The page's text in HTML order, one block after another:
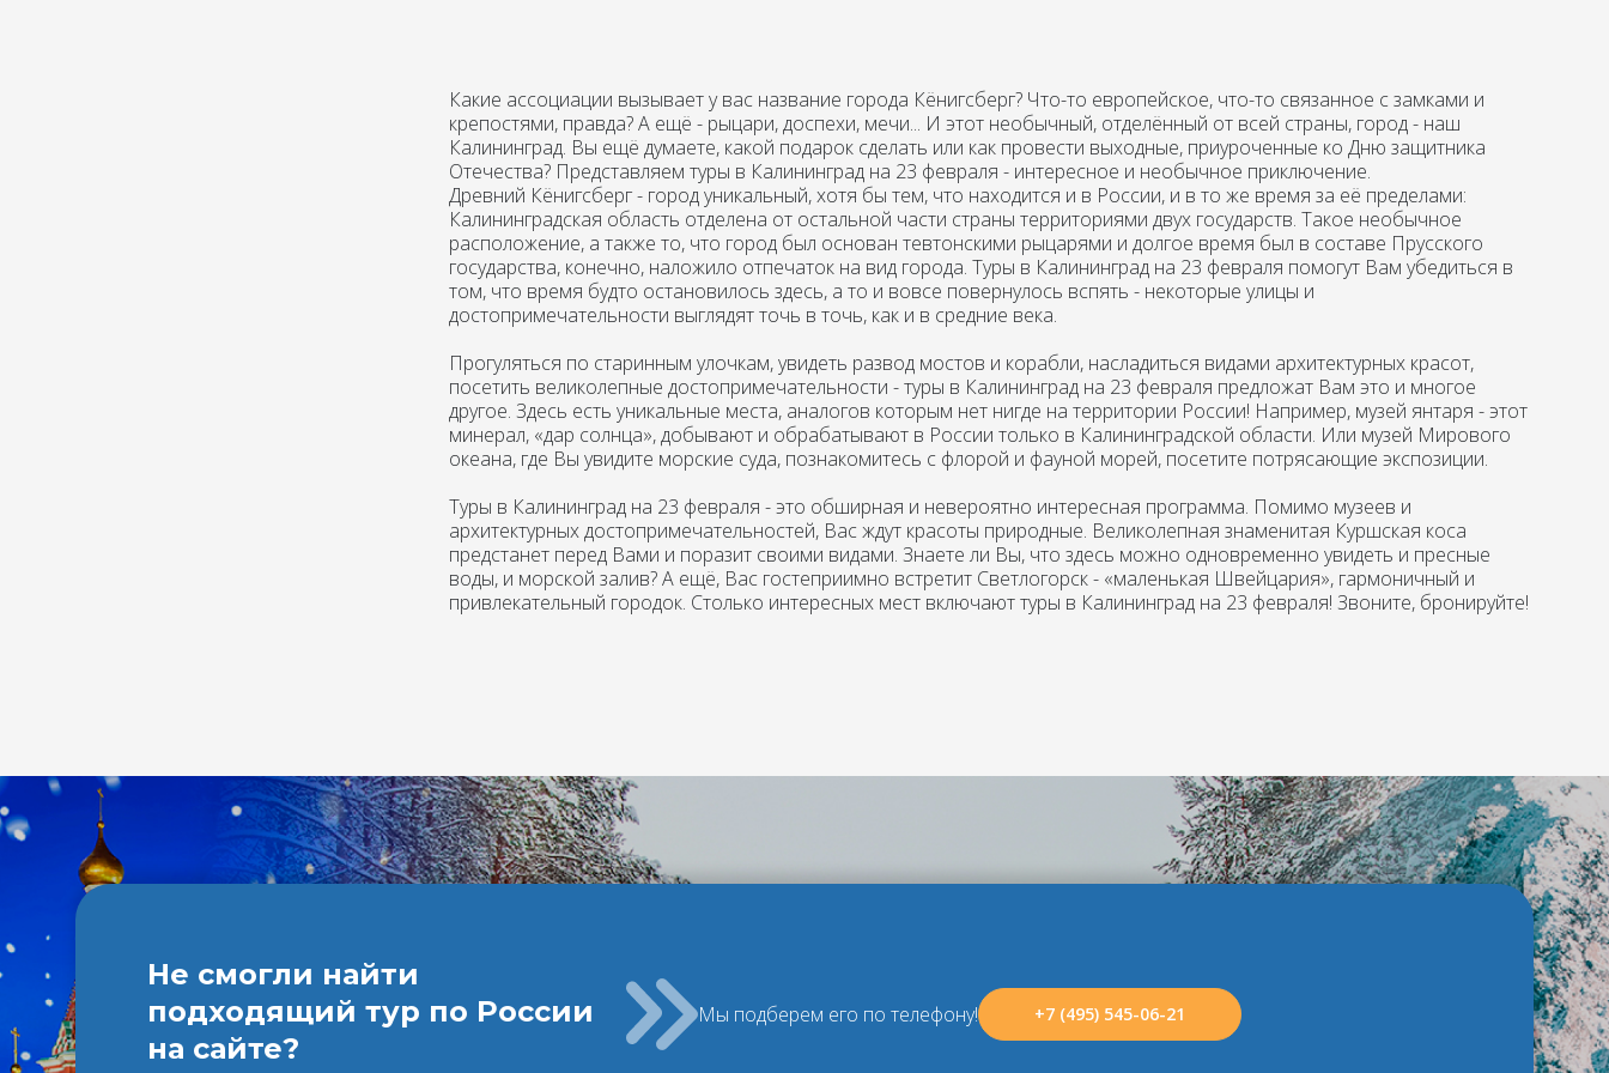
Какие ассоциации вызывает у вас название города Кёнигсберг? Что-то европейское, что-то связанное с замками и
крепостями, правда? А ещё - рыцари, доспехи, мечи... И этот необычный, отделённый от всей страны, город - наш
Калининград. Вы ещё думаете, какой подарок сделать или как провести выходные, приуроченные ко Дню защитника
Отечества? Представляем туры в Калининград на 23 февраля - интересное и необычное приключение.
Древний Кёнигсберг - город уникальный, хотя бы тем, что находится и в России, и в то же время за её пределами:
Калининградская область отделена от остальной части страны территориями двух государств. Такое необычное
расположение, а также то, что город был основан тевтонскими рыцарями и долгое время был в составе Прусского
государства, конечно, наложило отпечаток на вид города. Туры в Калининград на 23 февраля помогут Вам убедиться в
том, что время будто остановилось здесь, а то и вовсе повернулось вспять - некоторые улицы и
достопримечательности выглядят точь в точь, как и в средние века.
Прогуляться по старинным улочкам, увидеть развод мостов и корабли, насладиться видами архитектурных красот,
посетить великолепные достопримечательности - туры в Калининград на 23 февраля предложат Вам это и многое
другое. Здесь есть уникальные места, аналогов которым нет нигде на территории России! Например, музей янтаря - этот
минерал, «дар солнца», добывают и обрабатывают в России только в Калининградской области. Или музей Мирового
океана, где Вы увидите морские суда, познакомитесь с флорой и фауной морей, посетите потрясающие экспозиции.
Туры в Калининград на 23 февраля - это обширная и невероятно интересная программа. Помимо музеев и
архитектурных достопримечательностей, Вас ждут красоты природные. Великолепная знаменитая Куршская коса
предстанет перед Вами и поразит своими видами. Знаете ли Вы, что здесь можно одновременно увидеть и пресные
воды, и морской залив? А ещё, Вас гостеприимно встретит Светлогорск - «маленькая Швейцария», гармоничный и
привлекательный городок. Столько интересных мест включают туры в Калининград на 23 февраля! Звоните, бронируйте!
Не смогли найти
подходящий тур по России
на сайте?
Мы подберем его по телефону! +7 (495) 545-06-21